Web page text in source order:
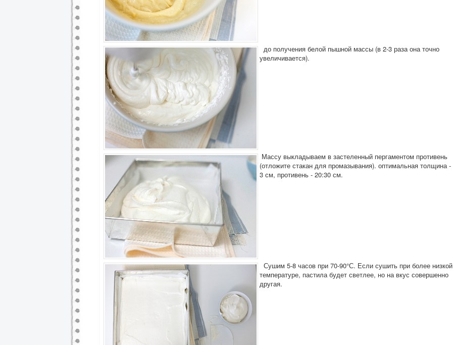
до получения белой пышной массы (в 2-3 раза она точно
увеличивается).
Массу выкладываем в застеленный пергаментом противень
(отложите стакан для промазывания). оптимальная толщина -
3 см, противень - 20:30 см.
Сушим 5-8 часов при 70-90°С. Если сушить при более низкой
температуре, пастила будет светлее, но на вкус совершенно
другая.